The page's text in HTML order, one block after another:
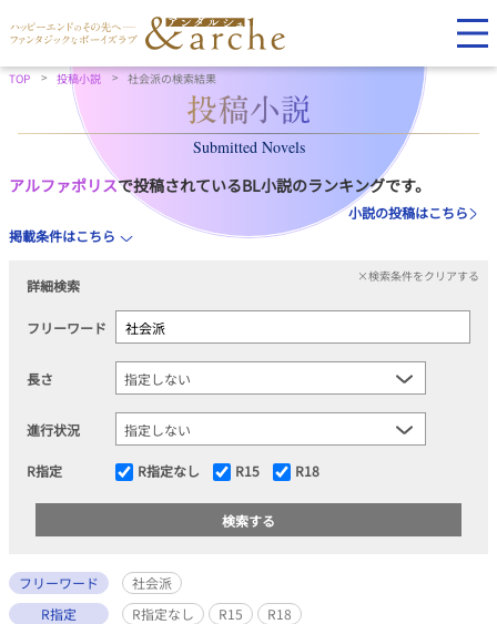
TOP 投稿小説 社会派の検索結果
Submitted Novels
アルファポリスで投稿されているBL小説のランキングです。
小説の投稿はこちら
掲載条件はこちら
詳細検索
×検索条件をクリアする
フリーワード
長さ
進行状況
R指定 R指定なし R15 R18
フリーワード
社会派
R指定
R指定なし R15 R18